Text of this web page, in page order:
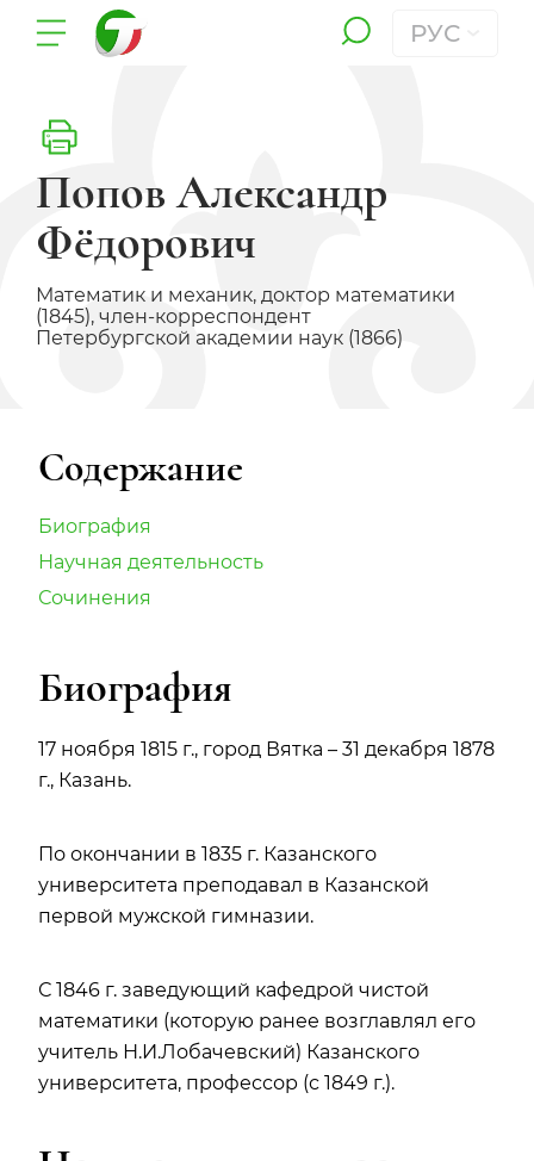
РУС
Попов Александр
Фёдорович
Математик и механик, доктор математики
(1845), член-корреспондент
Петербургской академии наук (1866)
Содержание
Биография
Научная деятельность
Сочинения
Биография
17 ноября 1815 г., город Вятка – 31 декабря 1878
г., Казань.
По окончании в 1835 г. Казанского
университета преподавал в Казанской
первой мужской гимназии.
С 1846 г. заведующий кафедрой чистой
математики (которую ранее возглавлял его
учитель Н.И.Лобачевский) Казанского
университета, профессор (с 1849 г.).